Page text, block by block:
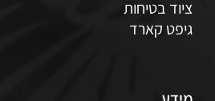
ציוד בטיחות
גיפט קארד